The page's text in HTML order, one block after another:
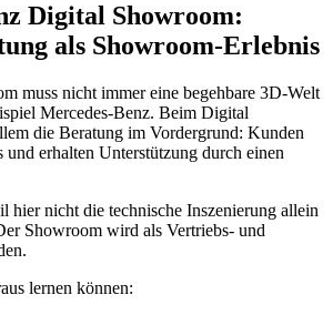
Digital Showroom:
als Showroom-Erlebnis
muss nicht immer eine begehbare 3D-Welt
Mercedes-Benz. Beim Digital
die Beratung im Vordergrund: Kunden
erhalten Unterstützung durch einen
hier nicht die technische Inszenierung allein
Showroom wird als Vertriebs- und
lernen können: